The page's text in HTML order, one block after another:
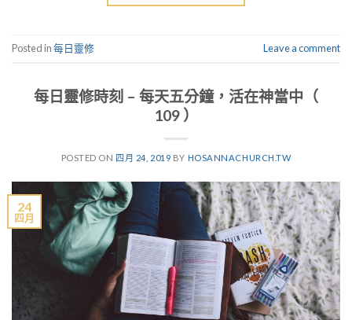
Posted in每日靈修 Leave a comment
每日靈修時刻 – 每天五分鐘，活在神當中（
109 ）
POSTED ON 四月 24, 2019 BY HOSANNACHURCH.TW
24
四月